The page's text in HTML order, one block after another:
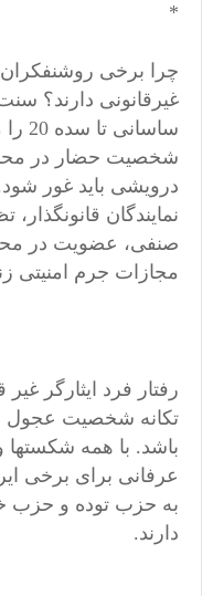
*
چرا برخی
غیرقانونی دارند؟
شخصیت حضار در
درویشی باید غور
نمایندگان
صنفی، عضویت در
مجازات جرم امنیتی
رفتار فرد ایثارگر
تکانه شخصیت عجول
باشد. با همه شکستها
عرفانی برای برخی
دارند.